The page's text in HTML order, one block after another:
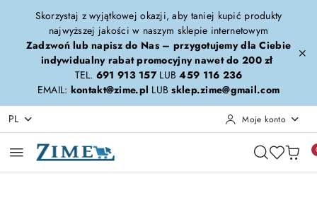
Przejdź do treści głównej
Przejdź do wyszukiwarki
Przejdź do moje konto
Przejdź do menu głównego
Przejdź do opisu produktu
Przejdź do stopki
Skorzystaj z wyjątkowej okazji, aby taniej kupić produkty
najwyższej jakości w naszym sklepie internetowym
Zadzwoń lub napisz do Nas – przygotujemy dla Ciebie
indywidualny rabat promocyjny nawet do 200 zł
TEL. 691 913 157LUB459 116 236
EMAIL: kontakt@zime.pl LUBsklep.zime@gmail.com
PL Moje konto